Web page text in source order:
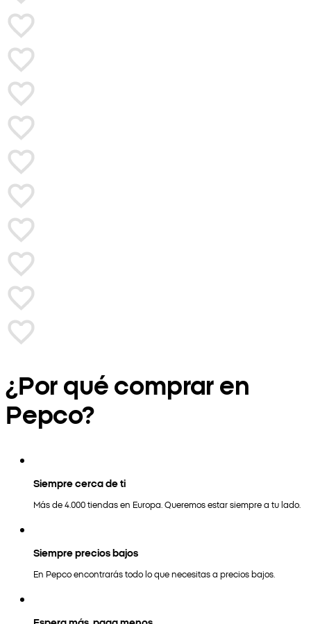
¿Por qué comprar en
Pepco?
Siempre cerca de ti
Más de 4.000 tiendas en Europa. Queremos estar siempre a tu lado.
Siempre precios bajos
En Pepco encontrarás todo lo que necesitas a precios bajos.